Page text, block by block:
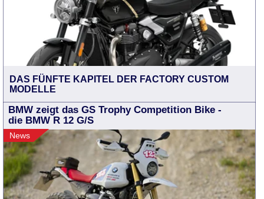
DAS FÜNFTE KAPITEL DER FACTORY CUSTOM
MODELLE
BMW zeigt das GS Trophy Competition Bike -
die BMW R 12 G/S
News